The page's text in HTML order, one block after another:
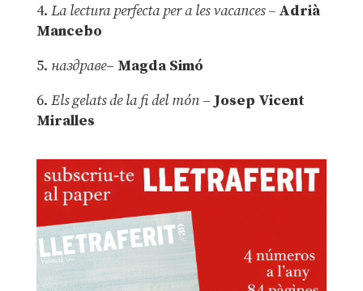
4. La lectura perfecta per a les vacances –Adrià
Mancebo
5. наздраве– Magda Simó
6. Els gelats de la fi del món – Josep Vicent
Miralles